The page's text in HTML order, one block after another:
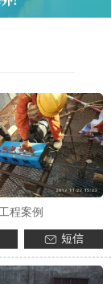
程案例
短信